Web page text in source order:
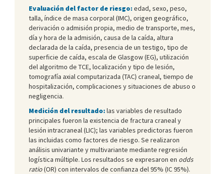
Evaluación del factor de riesgo:edad, sexo, peso,
talla, índice de masa corporal (IMC), origen geográfico,
derivación o admisión propia, medio de transporte, mes,
día y hora de la admisión, causa de la caída, altura
declarada de la caída, presencia de un testigo, tipo de
superficie de caída, escala de Glasgow (EG), utilización
del algoritmo de TCE, localización y tipo de lesión,
tomografía axial computarizada (TAC) craneal, tiempo de
hospitalización, complicaciones y situaciones de abuso o
negligencia.
Medición del resultado:las variables de resultado
principales fueron la existencia de fractura craneal y
lesión intracraneal (LIC); las variables predictoras fueron
las incluidas como factores de riesgo. Se realizaron
análisis univariante y multivariante mediante regresión
logística múltiple. Los resultados se expresaron en odds
ratio(OR) con intervalos de confianza del 95% (IC 95%).